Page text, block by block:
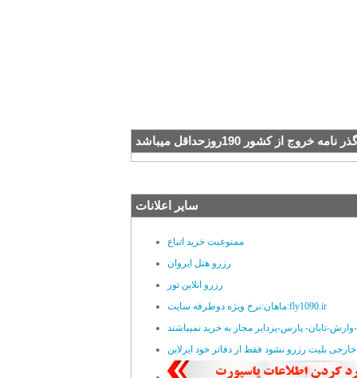
خروج از کشور 190روزحداقل ميباشد
سایر اعلانات
ممنوعیت خرید اتباع
رزرو هتل ایروان
رزرو انلاین تور
ماهان:نرخ ویژه دوطرفه سایت:fly1090.ir
تابان- پارس-یزدایر مجاز به خرید نمیباشند